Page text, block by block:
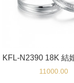
KFL-N2390 18K 結
11000.00